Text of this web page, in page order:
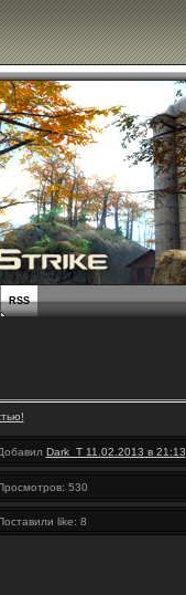
RSS
Dark_T 11.02.2013 в 21:13
530
like: 8